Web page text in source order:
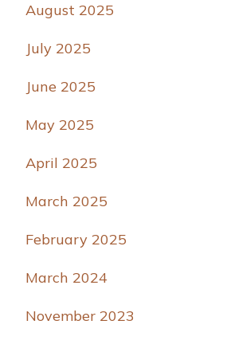
August 2025
July 2025
June 2025
May 2025
April 2025
March 2025
February 2025
March 2024
November 2023